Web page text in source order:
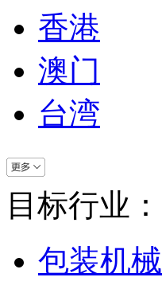
香港
澳门
台湾
目标行业：
包装机械